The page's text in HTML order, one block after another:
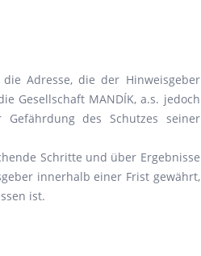
Adresse, die der Hinweisgeber
Gesellschaft MANDÍK, a.s. jedoch
des Schutzes seiner
Schritte und über Ergebnisse
innerhalb einer Frist gewährt,
ist.